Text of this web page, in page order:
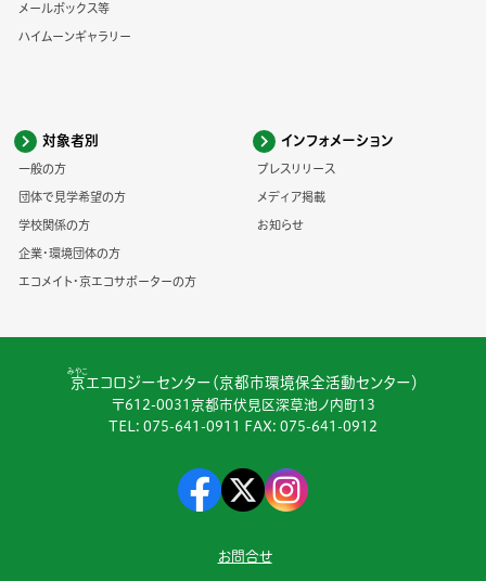
メールボックス等
ハイムーンギャラリー
対象者別
一般の方
団体で見学希望の方
学校関係の方
企業・環境団体の方
エコメイト・京エコサポーターの方
インフォメーション
プレスリリース
メディア掲載
お知らせ
京
みやこ
エコロジーセンター（京都市環境保全活動センター）
〒612-0031京都市伏見区深草池ノ内町13
TEL: 075-641-0911 FAX: 075-641-0912
お問合せ